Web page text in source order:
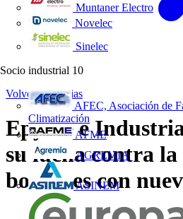
Muntaner Electro
Novelec
Sinelec
Socio industrial 10
AFEC, Asociación de
Climatización
AFME
AGREMIA
ASINEM
Volver a Noticias
Epyme e
su lucha contra la
boletines con